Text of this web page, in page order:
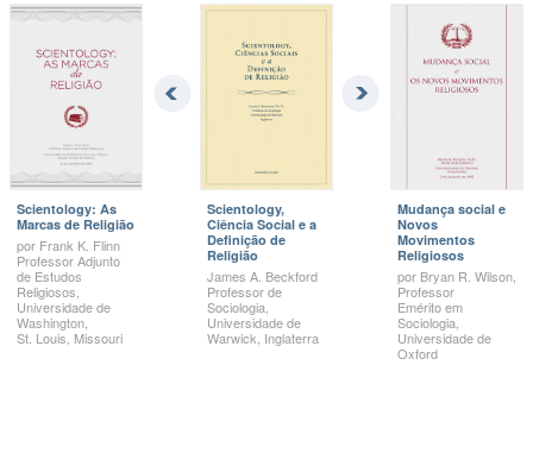
Scientology: As
Marcas de Religião
por Frank K. Flinn
Professor Adjunto
de Estudos
Religiosos,
Universidade de
Washington,
St. Louis, Missouri
Scientology,
Ciência Social e a
Definição de
Religião
James A. Beckford
Professor de
Sociologia,
Universidade de
Warwick, Inglaterra
Mudança social e
Novos
Movimentos
Religiosos
por Bryan R. Wilson,
Professor
Emérito em
Sociologia,
Universidade de
Oxford